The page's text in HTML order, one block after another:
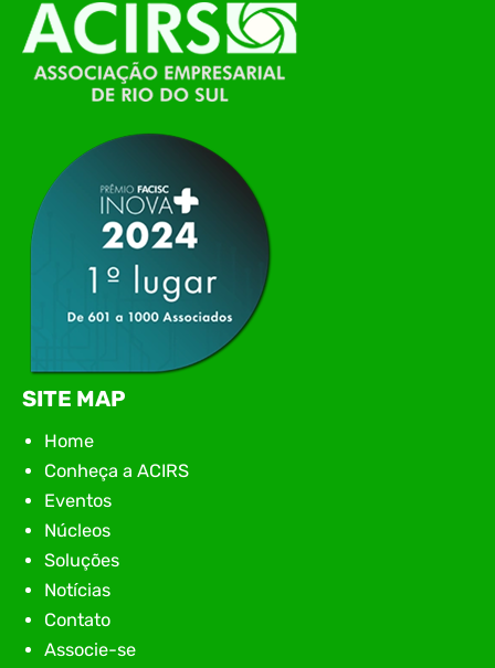
O Polo ACATE-ACIRS, por meio do NIAVI – Núcleo
de Tecnologia da Informação do Alto Vale do
Itajaí, realizou, no dia 21 de julho, o evento
Conexão Tech NIAVI, reunindo empresas de
tecnologia da região para uma noite de
apresentação de novas iniciativas para o setor. O
encontro aconteceu em Rio…
SITE MAP
Home
Conheça a ACIRS
Eventos
Núcleos
Soluções
Notícias
Contato
Associe-se